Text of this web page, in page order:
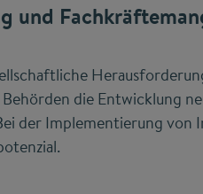
und
die Entwicklung
der Implementierung